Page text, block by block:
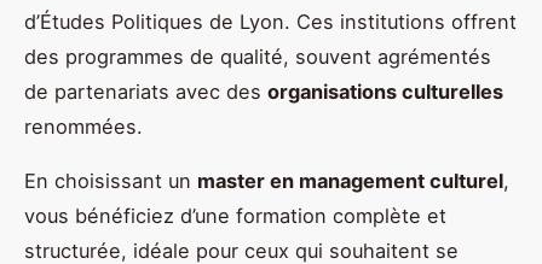
d’Études Politiques de Lyon. Ces institutions offrent
des programmes de qualité, souvent agrémentés
de partenariats avec des organisations culturelles
renommées.
En choisissant un master en management culturel,
vous bénéficiez d’une formation complète et
structurée, idéale pour ceux qui souhaitent se